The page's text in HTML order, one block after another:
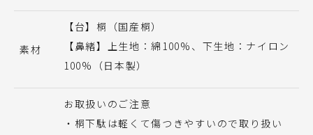
素材
【台】桐（国産桐）
【鼻緒】上生地：綿100%、下生地：ナイロン
100%（日本製）
お取扱いのご注意
・桐下駄は軽くて傷つきやすいので取り扱い